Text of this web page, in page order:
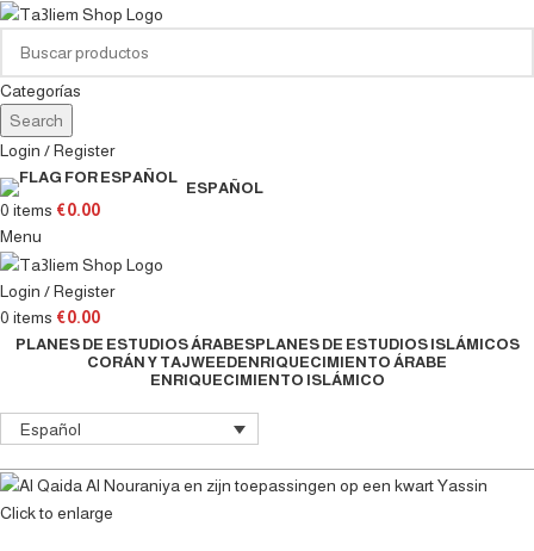
Categorías
Search
Login / Register
ESPAÑOL
0 items €0.00
Menu
Login / Register
0 items €0.00
PLANES DE ESTUDIOS ÁRABESPLANES DE ESTUDIOS ISLÁMICOS
CORÁN Y TAJWEEDENRIQUECIMIENTO ÁRABE
ENRIQUECIMIENTO ISLÁMICO
Español
Click to enlarge